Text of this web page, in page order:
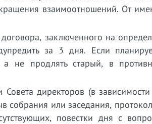
взаимоотношений. От
заключенного на
за 3 дня. Если
не продлять старый, в
директоров (в
собрания или заседания,
повестки дня с